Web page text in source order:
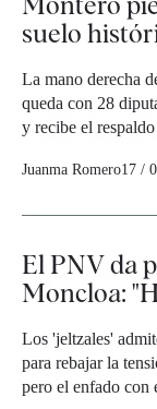
suelo
La mano derecha
queda con 28
y recibe el
Juanma Romero17 /
El PNV da
Moncloa:
Los 'jeltzales'
para rebajar la
pero el enfado con